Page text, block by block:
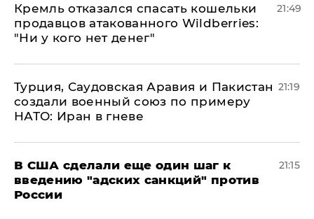
Кремль отказался спасать кошельки
продавцов атакованного Wildberries:
"Ни у кого нет денег"
21:49
Турция, Саудовская Аравия и Пакистан
создали военный союз по примеру
НАТО: Иран в гневе
21:19
В США сделали еще один шаг к
введению "адских санкций" против
России
21:15